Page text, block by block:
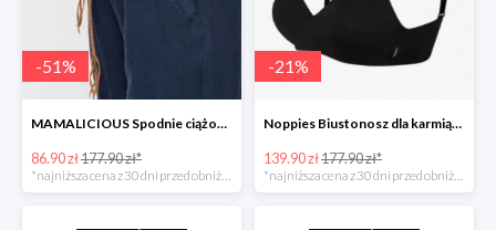
-51%
MAMALICIOUS Spodnie ciążowe -51%
86.90 zł177.90 zł*
*najniższa cena z 30 dni przed obniżką
-21%
Noppies Biustonosz dla karmiących -21%
139.90 zł177.90 zł*
*najniższa cena z 30 dni przed obniżką